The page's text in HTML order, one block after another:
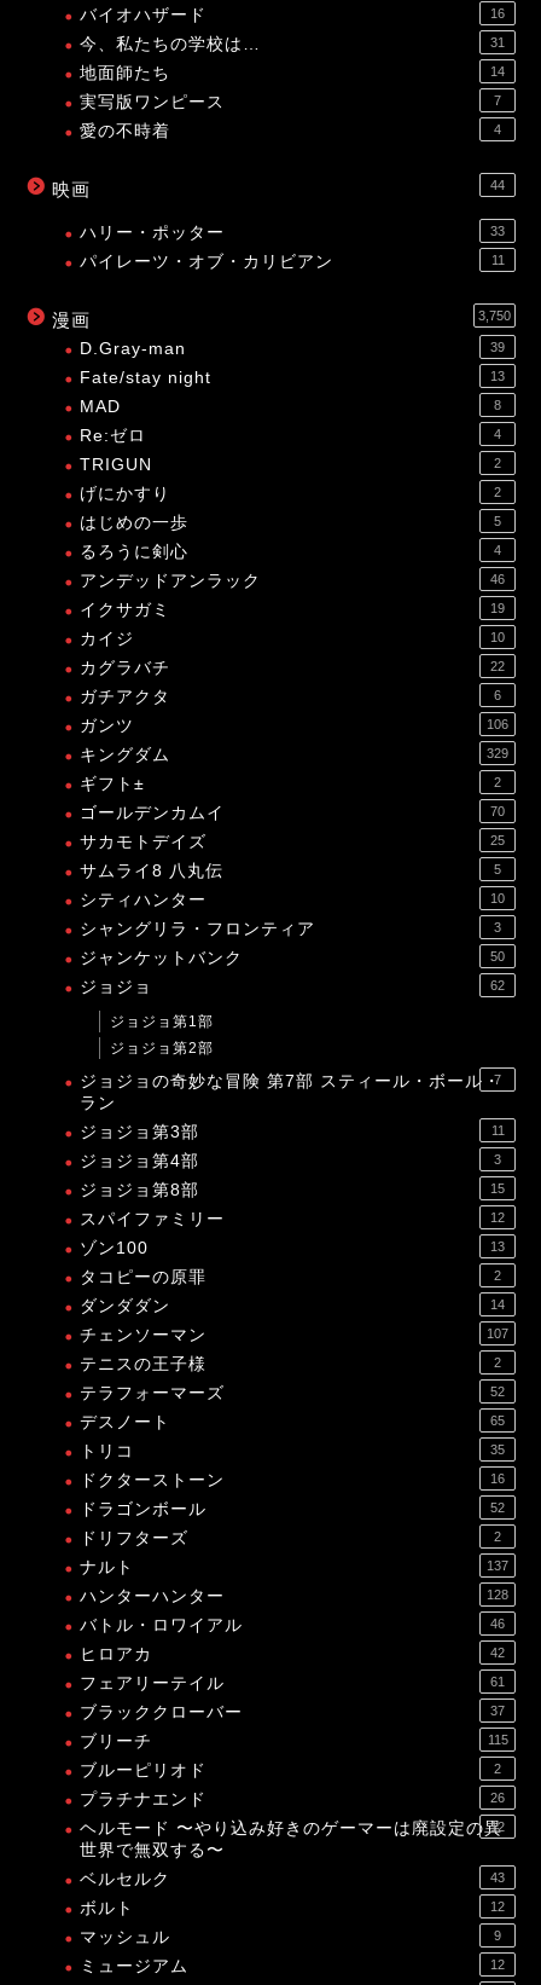
バイオハザード 16
今、私たちの学校は… 31
地面師たち 14
実写版ワンピース 7
愛の不時着 4
映画 44
ハリー・ポッター 33
パイレーツ・オブ・カリビアン 11
漫画 3,750
D.Gray-man 39
Fate/stay night 13
MAD 8
Re:ゼロ 4
TRIGUN 2
げにかすり 2
はじめの一歩 5
るろうに剣心 4
アンデッドアンラック 46
イクサガミ 19
カイジ 10
カグラバチ 22
ガチアクタ 6
ガンツ 106
キングダム 329
ギフト± 2
ゴールデンカムイ 70
サカモトデイズ 25
サムライ8 八丸伝 5
シティハンター 10
シャングリラ・フロンティア 3
ジャンケットバンク 50
ジョジョ 62
ジョジョ第1部
ジョジョ第2部
ジョジョの奇妙な冒険 第7部 スティール・ボール・
ラン
7
ジョジョ第3部 11
ジョジョ第4部 3
ジョジョ第8部 15
スパイファミリー 12
ゾン100 13
タコピーの原罪 2
ダンダダン 14
チェンソーマン 107
テニスの王子様 2
テラフォーマーズ 52
デスノート 65
トリコ 35
ドクターストーン 16
ドラゴンボール 52
ドリフターズ 2
ナルト 137
ハンターハンター 128
バトル・ロワイアル 46
ヒロアカ 42
フェアリーテイル 61
ブラッククローバー 37
ブリーチ 115
ブルーピリオド 2
プラチナエンド 26
ヘルモード 〜やり込み好きのゲーマーは廃設定の異
世界で無双する〜
12
ベルセルク 43
ボルト 12
マッシュル 9
ミュージアム 12